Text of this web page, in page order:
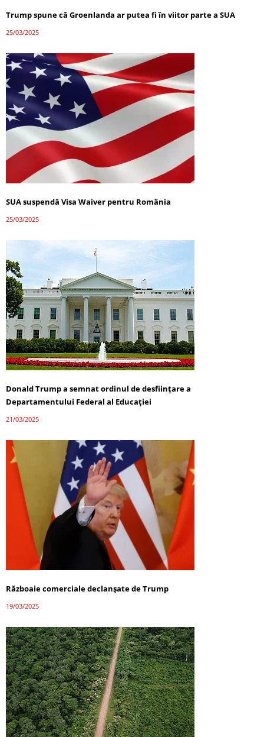
Trump spune că Groenlanda ar putea fi în viitor parte a SUA
25/03/2025
SUA suspendă Visa Waiver pentru România
25/03/2025
Donald Trump a semnat ordinul de desființare a
Departamentului Federal al Educației
21/03/2025
Războaie comerciale declanșate de Trump
19/03/2025